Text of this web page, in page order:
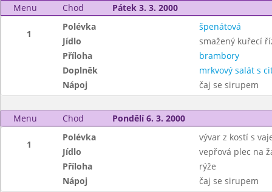
Menu
Chod Pátek 3. 3. 2000
1
Polévka
špenátová
Jídlo
smažený kuřecí
Příloha
brambory
Doplněk
mrkvový salát s
Nápoj
čaj se sirupem
Menu Chod Pondělí 6. 3. 2000
1
Polévka
vývar z kostí s
Jídlo
vepřová plec na
Příloha
rýže
Nápoj
čaj se sirupem